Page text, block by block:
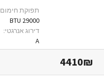
תפוקת
29000 BTU
דירוג אנרגטי:
A
4410₪